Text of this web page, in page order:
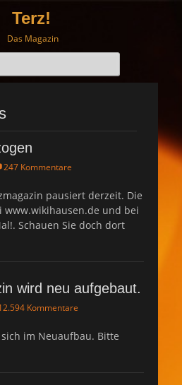
Terz!
Das Magazin
247 Kommentare
pausiert derzeit. Die
www.wikihausen.de und bei
Schauen Sie doch dort
wird neu aufgebaut.
Kommentare
im Neuaufbau. Bitte